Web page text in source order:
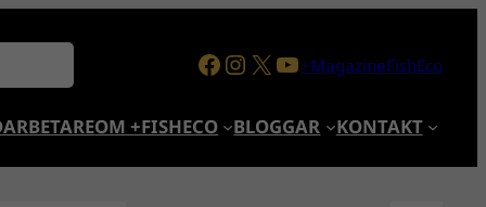
Facebook
Instagram
X YouTube
+MagazineFishEco
OM +FISHECO BLOGGAR KONTAKT